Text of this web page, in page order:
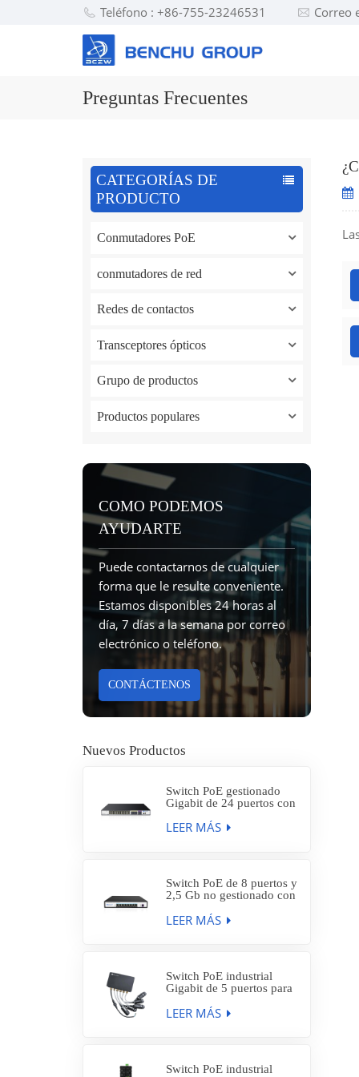
Teléfono : +86-755-23246531 Correo
Preguntas Frecuentes
CATEGORÍAS DE
PRODUCTO
Conmutadores PoE
conmutadores de red
Redes de contactos
Transceptores ópticos
Grupo de productos
Productos populares
COMO PODEMOS
AYUDARTE
Puede contactarnos de cualquier
forma que le resulte conveniente.
Estamos disponibles 24 horas al
día, 7 días a la semana por correo
electrónico o teléfono.
CONTÁCTENOS
Nuevos Productos
Switch PoE gestionado
Gigabit de 24 puertos con
puertos SFP+ de 10 Gb,
LEER MÁS
Switch PoE de 8 puertos y
2,5 Gb no gestionado con
de 1 a 10 Gb, SP5210-
LEER MÁS
Switch PoE industrial
Gigabit de 5 puertos para
agua IP66, con 4 puertos
LEER MÁS
Switch PoE industrial